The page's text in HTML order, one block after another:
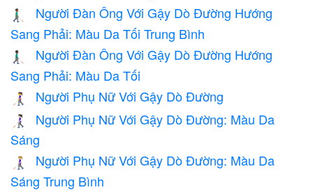
👨🏾‍🦯‍➡️
Người Đàn Ông Với Gậy Dò Đường Hướng
Sang Phải: Màu Da Tối Trung Bình
👨🏿‍🦯‍➡️
Người Đàn Ông Với Gậy Dò Đường Hướng
Sang Phải: Màu Da Tối
👩‍🦯 Người Phụ Nữ Với Gậy Dò Đường
👩🏻‍🦯
Người Phụ Nữ Với Gậy Dò Đường: Màu Da
Sáng
👩🏼‍🦯
Người Phụ Nữ Với Gậy Dò Đường: Màu Da
Sáng Trung Bình